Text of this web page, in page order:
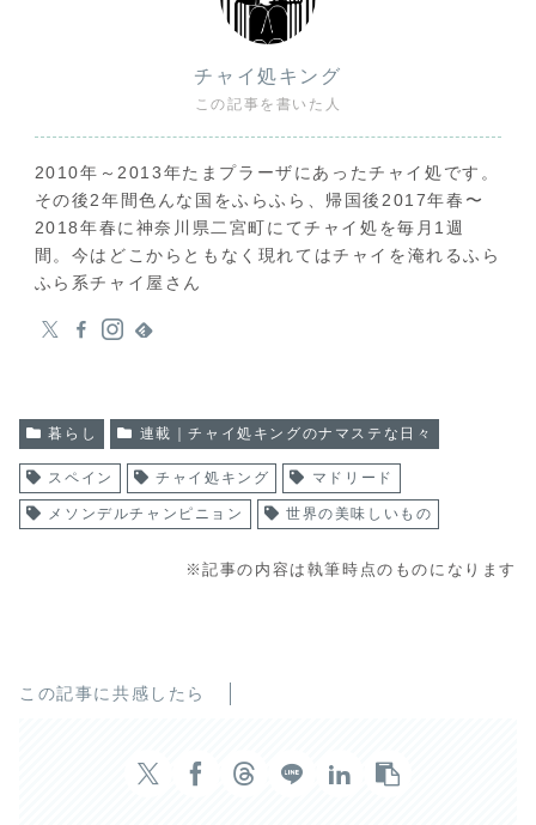
チャイ処キング
この記事を書いた人
2010年～2013年たまプラーザにあったチャイ処です。
その後2年間色んな国をふらふら、帰国後2017年春〜
2018年春に神奈川県二宮町にてチャイ処を毎月1週
間。今はどこからともなく現れてはチャイを淹れるふら
ふら系チャイ屋さん
暮らし 連載｜チャイ処キングのナマステな日々
スペイン チャイ処キング マドリード
メソンデルチャンピニョン 世界の美味しいもの
※記事の内容は執筆時点のものになります
この記事に共感したら